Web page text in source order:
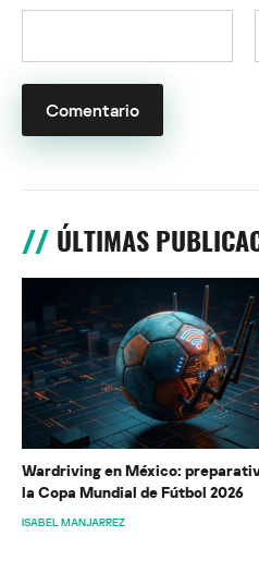
ÚLTIMAS
Wardriving en México:
la Copa Mundial de Fútbol 2026
ISABEL MANJARREZ